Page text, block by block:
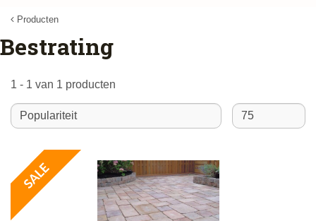
Producten
Bestrating
1 - 1 van 1 producten